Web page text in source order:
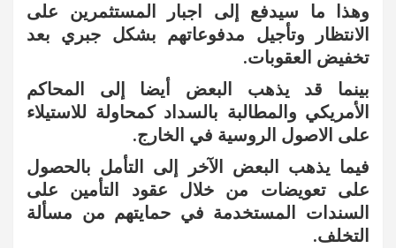
وهذا ما سيدفع إلى اجبار المستثمرين على
الانتظار وتأجيل مدفوعاتهم بشكل جبري بعد
تخفيض العقوبات.
بينما قد يذهب البعض أيضا إلى المحاكم
الأمريكي والمطالبة بالسداد كمحاولة للاستيلاء
على الاصول الروسية في الخارج.
فيما يذهب البعض الآخر إلى التأمل بالحصول
على تعويضات من خلال عقود التأمين على
السندات المستخدمة في حمايتهم من مسألة
التخلف.